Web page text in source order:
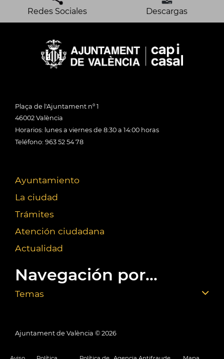
Redes Sociales Descargas
Plaça de l'Ajuntament nº 1
46002 València
Horarios: lunes a viernes de 8:30 a 14:00 horas
Teléfono: 963 52 54 78
Ayuntamiento
La ciudad
Trámites
Atención ciudadana
Actualidad
Navegación por...
Temas
Ajuntament de València © 2026